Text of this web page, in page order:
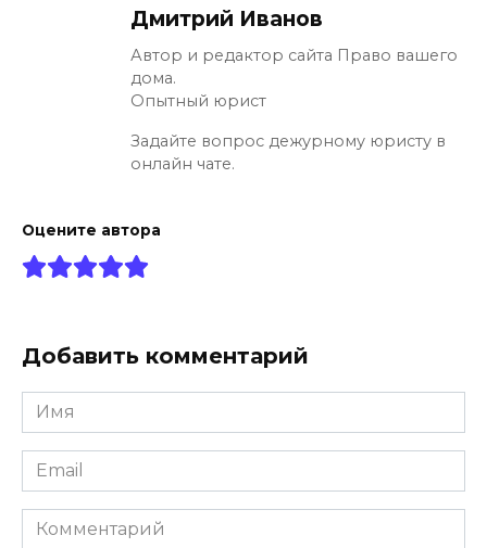
Дмитрий Иванов
Автор и редактор сайта Право вашего
дома.
Опытный юрист
Задайте вопрос дежурному юристу в
онлайн чате.
Оцените автора
Добавить комментарий
Имя
*
Email
*
Комментарий